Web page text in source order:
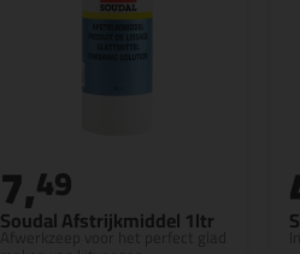
Soudal Afstrijkmiddel 1ltr
Afwerkzeep voor het perfect glad
7,49